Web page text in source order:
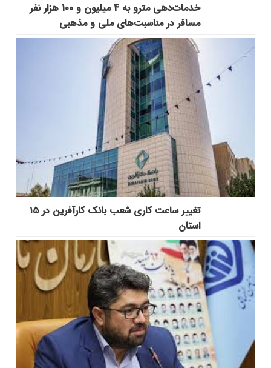
خدمات‌دهي مترو به 4 ميليون و 100 هزار نفر
مسافر در مناسبت‌هاي ملي و مذهبي
تغییر ساعت کاری شعب بانک کارآفرین در ۱۵
استان